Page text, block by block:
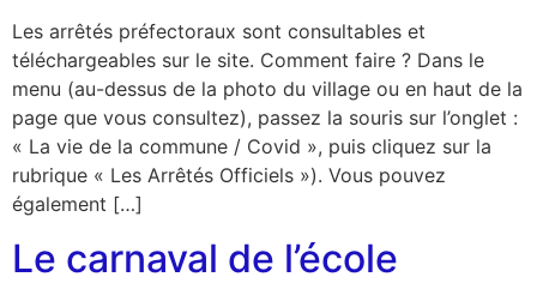
Les arrêtés préfectoraux sont consultables et
téléchargeables sur le site. Comment faire ? Dans le
menu (au-dessus de la photo du village ou en haut de la
page que vous consultez), passez la souris sur l’onglet :
« La vie de la commune / Covid », puis cliquez sur la
rubrique « Les Arrêtés Officiels »). Vous pouvez
également […]
Le carnaval de l’école